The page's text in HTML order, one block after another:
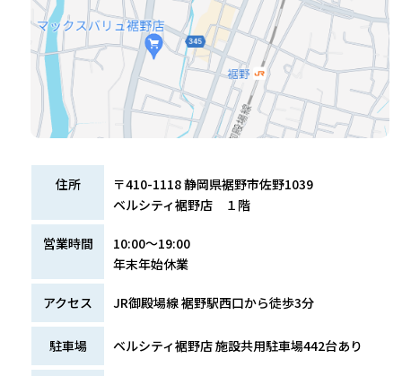
住所
〒410-1118 静岡県裾野市佐野1039
ベルシティ裾野店 １階
営業時間
10:00～19:00
年末年始休業
アクセス JR御殿場線 裾野駅西口から徒歩3分
駐車場 ベルシティ裾野店 施設共用駐車場442台あり